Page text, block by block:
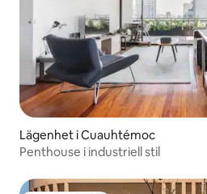
Lägenhet i Cuauhtémoc
Penthouse i industriell stil